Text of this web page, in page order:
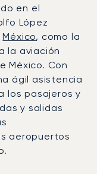
en el
López
México, como la
la aviación
México. Con
ágil asistencia
los pasajeros y
y salidas
aeropuertos